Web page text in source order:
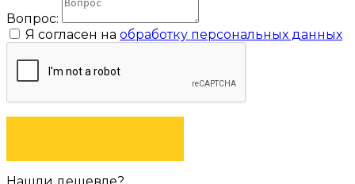
Вопрос:
Я согласен на обработку персональных данных